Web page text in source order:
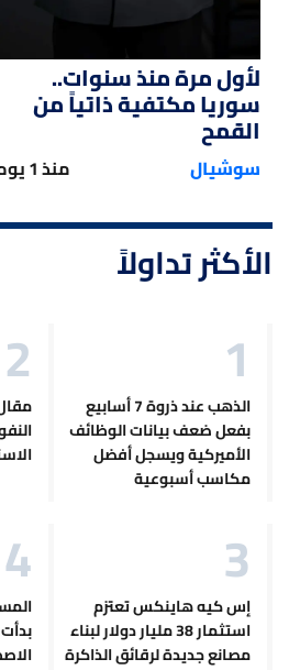
لأول مرة منذ سنوات..
سوريا مكتفية ذاتياً من
القمح
سوشيال منذ 1 يوم
الأكثر تداولاً
الذهب عند ذروة 7 أسابيع
بفعل ضعف بيانات الوظائف
الأميركية ويسجل أفضل
مكاسب أسبوعية
إس كيه هاينكس تعتزم
استثمار 38 مليار دولار لبناء
مصانع جديدة لرقائق الذاكرة